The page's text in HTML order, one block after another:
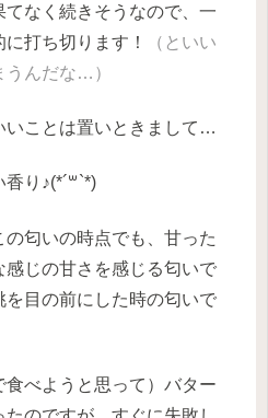
なく続きそうなので、一
打ち切ります！
（といい
うんだな…）
いことは置いときまして…
り♪(*´꒳`*)
匂いの時点でも、甘った
感じの甘さを感じる匂いで
目の前にした時の匂いで
食べようと思って）バター